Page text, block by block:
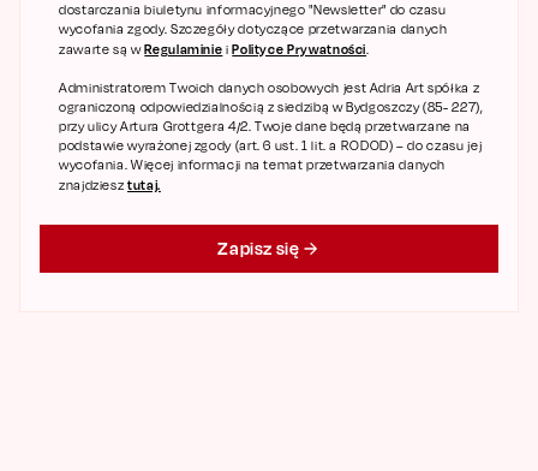
dostarczania biuletynu informacyjnego "Newsletter" do czasu
wycofania zgody. Szczegóły dotyczące przetwarzania danych
zawarte są wRegulaminie iPolityce Prywatności.
Administratorem Twoich danych osobowych jest Adria Art spółka z
ograniczoną odpowiedzialnością z siedzibą w Bydgoszczy (85- 227),
przy ulicy Artura Grottgera 4/2. Twoje dane będą przetwarzane na
podstawie wyrażonej zgody (art. 6 ust. 1 lit. a RODOD) – do czasu jej
wycofania. Więcej informacji na temat przetwarzania danych
znajdziesztutaj.
Zapisz się